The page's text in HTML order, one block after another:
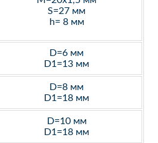
S=27 мм
h= 8 мм
D=6 мм
D1=13 мм
D=8 мм
D1=18 мм
D=10 мм
D1=18 мм